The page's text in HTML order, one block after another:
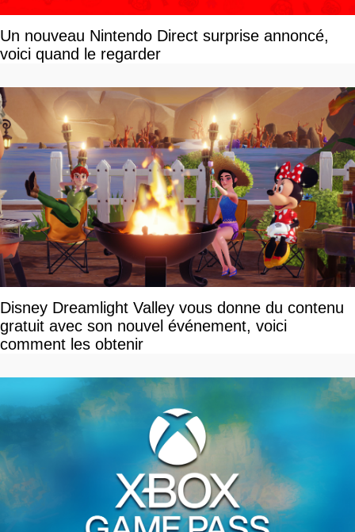
Un nouveau Nintendo Direct surprise annoncé,
voici quand le regarder
Disney Dreamlight Valley vous donne du contenu
gratuit avec son nouvel événement, voici
comment les obtenir